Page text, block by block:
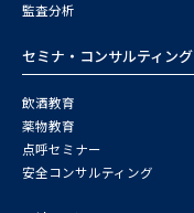
監査分析
セミナ・コンサルティング
飲酒教育
薬物教育
点呼セミナー
安全コンサルティング